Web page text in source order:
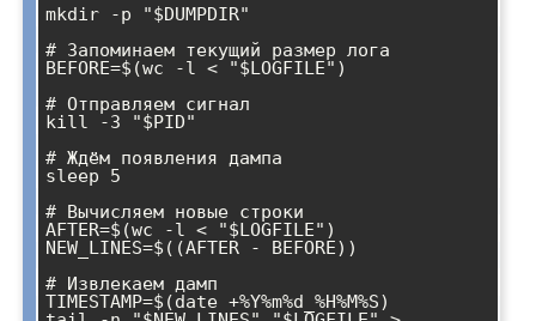
mkdir -p "$DUMPDIR"
# Запоминаем текущий размер лога
BEFORE=$(wc -l < "$LOGFILE")
# Отправляем сигнал
kill -3 "$PID"
# Ждём появления дампа
sleep 5
# Вычисляем новые строки
AFTER=$(wc -l < "$LOGFILE")
NEW_LINES=$((AFTER - BEFORE))
# Извлекаем дамп
TIMESTAMP=$(date +%Y%m%d_%H%M%S)